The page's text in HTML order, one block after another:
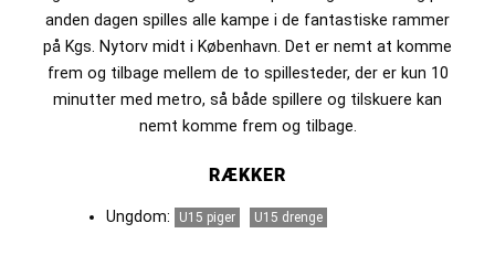
anden dagen spilles alle kampe i de fantastiske rammer
på Kgs. Nytorv midt i København. Det er nemt at komme
frem og tilbage mellem de to spillesteder, der er kun 10
minutter med metro, så både spillere og tilskuere kan
nemt komme frem og tilbage.
RÆKKER
Ungdom: U15 piger U15 drenge